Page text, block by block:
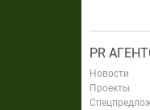
PR
Новости
Проекты